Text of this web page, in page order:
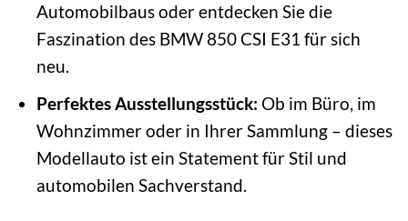
Automobilbaus oder entdecken Sie die
Faszination des BMW 850 CSI E31 für sich
neu.
Perfektes Ausstellungsstück: Ob im Büro, im
Wohnzimmer oder in Ihrer Sammlung – dieses
Modellauto ist ein Statement für Stil und
automobilen Sachverstand.